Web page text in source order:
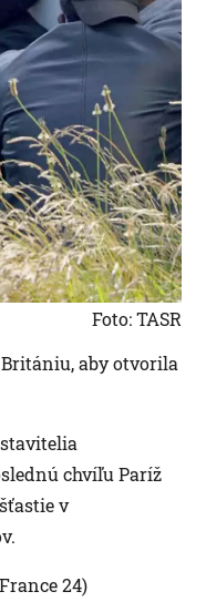
Foto: TASR
aby otvorila
chvíľu Paríž
v
24)